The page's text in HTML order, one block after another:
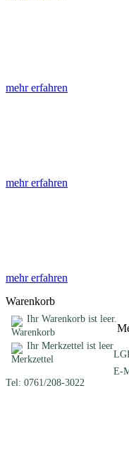
mehr erfahren
mehr erfahren
mehr erfahren
Warenkorb
Ihr Warenkorb ist leer.
Ihr Merkzettel ist leer
E-
Tel: 0761/208-3022